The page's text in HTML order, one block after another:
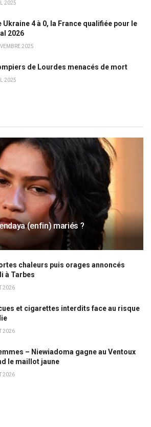
2025
Ukraine 4 à 0, la France qualifiée pour le
2026
2025
de Lourdes menacés de mort
2025
(enfin) mariés ?
chaleurs puis orages annoncés
à Tarbes
2026
et cigarettes interdits face au risque
2026
– Niewiadoma gagne au Ventoux
le maillot jaune
2026